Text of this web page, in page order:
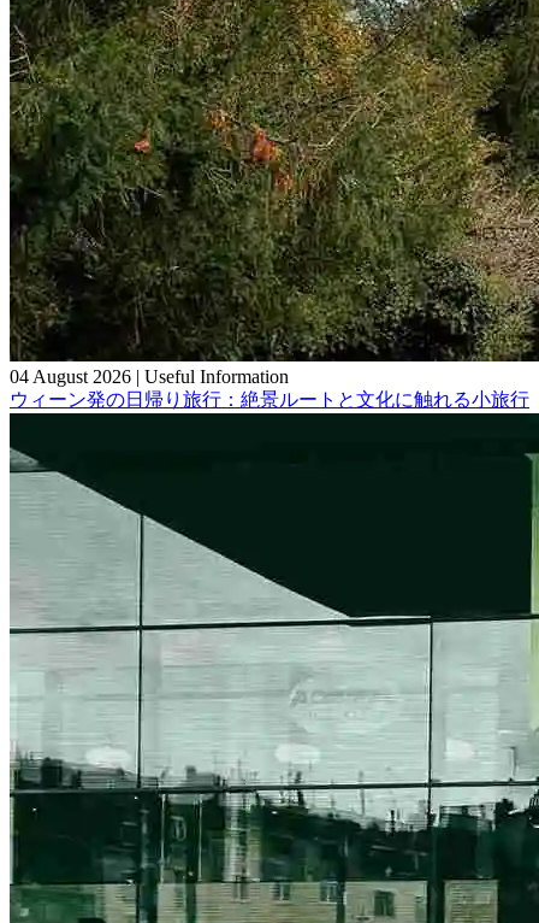
04 August 2026 | Useful Information
ウィーン発の日帰り旅行：絶景ルートと文化に触れる小旅行